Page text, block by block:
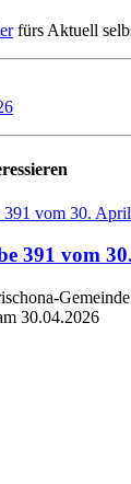
fürs Aktuell
391 vom
30.04.2026